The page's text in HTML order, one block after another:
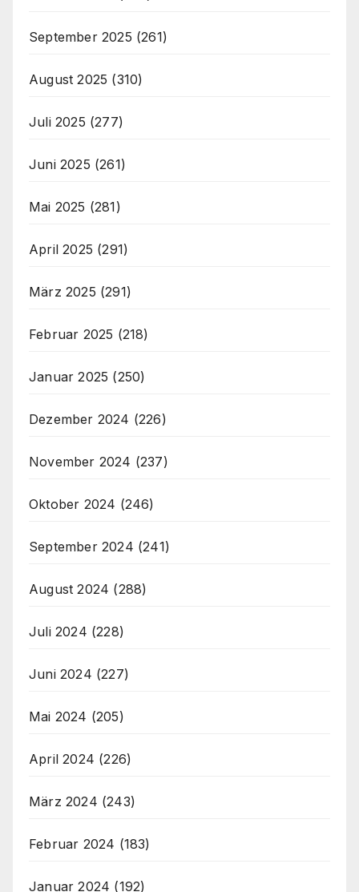
September 2025 (261)
August 2025 (310)
Juli 2025 (277)
Juni 2025 (261)
Mai 2025 (281)
April 2025 (291)
März 2025 (291)
Februar 2025 (218)
Januar 2025 (250)
Dezember 2024 (226)
November 2024 (237)
Oktober 2024 (246)
September 2024 (241)
August 2024 (288)
Juli 2024 (228)
Juni 2024 (227)
Mai 2024 (205)
April 2024 (226)
März 2024 (243)
Februar 2024 (183)
Januar 2024 (192)